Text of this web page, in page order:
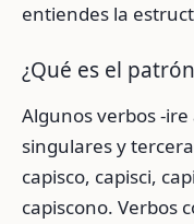
entiendes la
¿Qué es el
Algunos verbos -
singulares y
capisco, capisci,
capiscono. Verbos